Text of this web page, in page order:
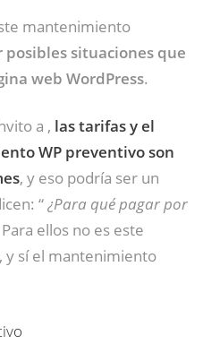
mantenimiento
situaciones que
web WordPress.
a , las tarifas y el
WP preventivo son
, y eso podría ser un
“¿Para qué pagar por
Para ellos no es este
sí el mantenimiento